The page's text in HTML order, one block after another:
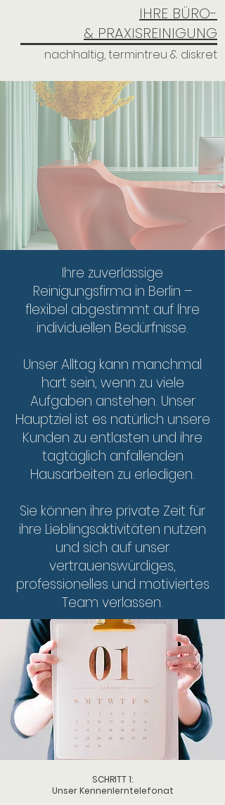
IHRE BÜRO-
& PRAXISREINIGUNG
nachhaltig, termintreu & diskret
Ihre zuverlässige
Reinigungsfirma in Berlin –
flexibel abgestimmt auf Ihre
individuellen Bedürfnisse.
Unser Alltag kann manchmal
hart sein, wenn zu viele
Aufgaben anstehen. Unser
Hauptziel ist es natürlich unsere
Kunden zu entlasten und ihre
tagtäglich anfallenden
Hausarbeiten zu erledigen.
Sie können ihre private Zeit für
ihre Lieblingsaktivitäten nutzen
und sich auf unser
vertrauenswürdiges,
professionelles und motiviertes
Team verlassen.​​​​​
SCHRITT 1:
Unser Kennenlerntelefonat